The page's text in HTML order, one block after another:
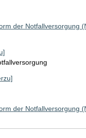
der Notfallversorgung
der Notfallversorgung